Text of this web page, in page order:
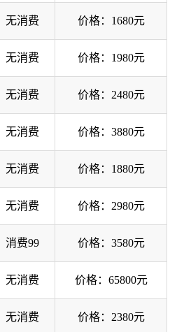
无消费 价格：1680元
无消费 价格：1980元
无消费 价格：2480元
无消费 价格：3880元
无消费 价格：1880元
无消费 价格：2980元
消费99 价格：3580元
无消费 价格：65800元
无消费 价格：2380元